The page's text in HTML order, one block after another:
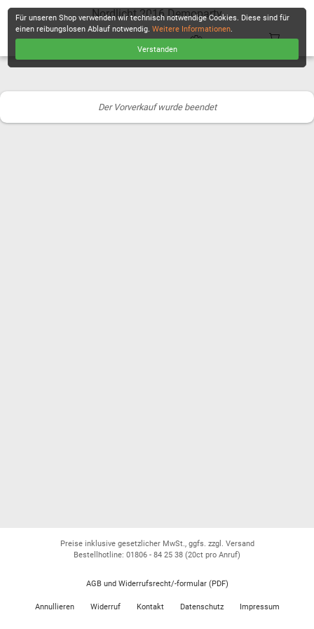
Nordlicht 2016 Demoparty
Der Vorverkauf wurde beendet
Für unseren Shop verwenden wir technisch notwendige Cookies. Diese sind für
einen reibungslosen Ablauf notwendig.Weitere Informationen.
Verstanden
Preise inklusive gesetzlicher MwSt., ggfs. zzgl. Versand
Bestellhotline: 01806 - 84 25 38 (20ct pro Anruf)
AGB und Widerrufsrecht/-formular (PDF)
Annullieren Widerruf Kontakt Datenschutz Impressum